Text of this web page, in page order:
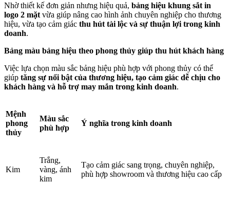
Nhờ thiết kế đơn giản nhưng hiệu quả, bảng hiệu khung sắt in
logo 2 mặt vừa giúp nâng cao hình ảnh chuyên nghiệp cho thương
hiệu, vừa tạo cảm giác thu hút tài lộc và sự thuận lợi trong kinh
doanh.
Bảng màu bảng hiệu theo phong thủy giúp thu hút khách hàng
Việc lựa chọn màu sắc bảng hiệu phù hợp với phong thủy có thể
giúp tăng sự nổi bật của thương hiệu, tạo cảm giác dễ chịu cho
khách hàng và hỗ trợ may mắn trong kinh doanh.
Mệnh
phong
thủy
Màu sắc
phù hợp
Ý nghĩa trong kinh doanh
Kim
Trắng,
vàng, ánh
kim
Tạo cảm giác sang trọng, chuyên nghiệp,
phù hợp showroom và thương hiệu cao cấp